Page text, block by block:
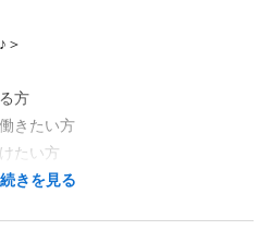
3 ストークビル道玄坂402
＞
方
きたい方
たい方
続きを見る